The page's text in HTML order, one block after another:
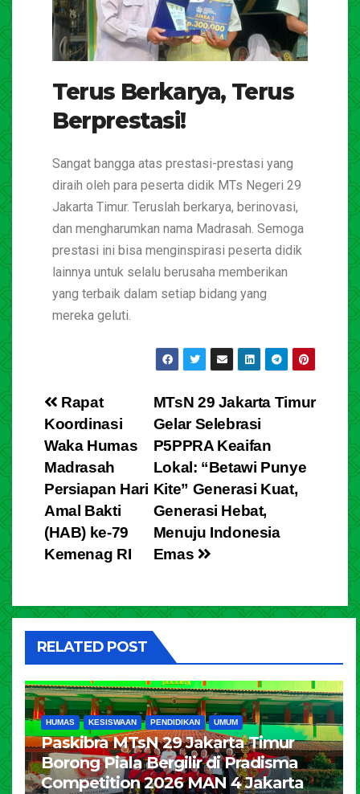
Terus Berkarya, Terus
Berprestasi!
Sangat bangga atas prestasi-prestasi yang
diraih oleh para peserta didik MTs Negeri 29
Jakarta Timur. Teruslah berkarya, berinovasi,
dan mengharumkan nama Madrasah. Semoga
prestasi ini bisa menginspirasi peserta didik
lainnya untuk selalu berusaha memberikan
yang terbaik dalam setiap bidang yang
mereka geluti.
MTsN 29 Jakarta Timur
Gelar Selebrasi
P5PPRA Keaifan
Lokal: “Betawi Punye
Kite” Generasi Kuat,
Generasi Hebat,
Menuju Indonesia
Emas
Rapat
Koordinasi
Waka Humas
Madrasah
Persiapan Hari
Amal Bakti
(HAB) ke-79
Kemenag RI
RELATED POST
HUMAS KESISWAAN PENDIDIKAN UMUM
Paskibra MTsN 29 Jakarta Timur
Borong Piala Bergilir di Pradisma
Competition 2026 MAN 4 Jakarta